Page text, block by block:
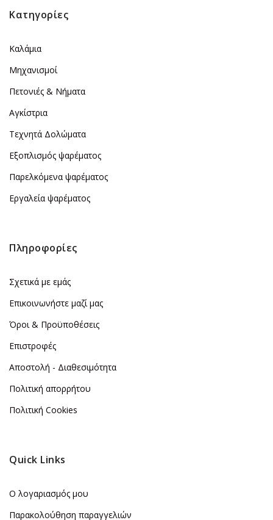
Κατηγορίες
Καλάμια
Μηχανισμοί
Πετονιές & Νήματα
Αγκίστρια
Τεχνητά Δολώματα
Εξοπλισμός ψαρέματος
Παρελκόμενα ψαρέματος
Εργαλεία ψαρέματος
Πληροφορίες
Σχετικά με εμάς
Επικοινωνήστε μαζί μας
Όροι & Προϋποθέσεις
Επιστροφές
Αποστολή - Διαθεσιμότητα
Πολιτική απορρήτου
Πολιτική Cookies
Quick Links
Ο λογαριασμός μου
Παρακολούθηση παραγγελιών